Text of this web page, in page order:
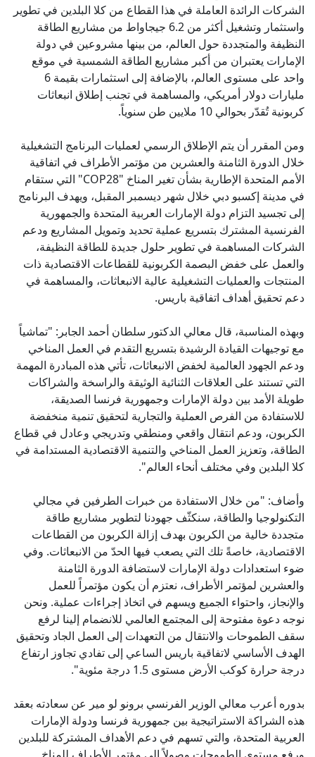
الشركات الرائدة العاملة في هذا القطاع من كلا البلدين في تطوير
واستثمار وتشغيل أكثر من 6.2 جيجاواط من مشاريع الطاقة
النظيفة والمتجددة حول العالم، من بينها مشروعين في دولة
الإمارات يعتبران من أكبر مشاريع الطاقة الشمسية في موقع
واحد على مستوى العالم، بالإضافة إلى استثمارات بقيمة 6
مليارات دولار أمريكي، والمساهمة في تجنب إطلاق انبعاثات
كربونية تُقدّر بحوالي 10 ملايين طن سنوياً.
ومن المقرر أن يتم الإطلاق الرسمي لعمليات البرنامج التشغيلية
خلال الدورة الثامنة والعشرين من مؤتمر الأطراف في اتفاقية
الأمم المتحدة الإطارية بشأن تغير المناخ "COP28" التي ستقام
في مدينة إكسبو دبي خلال شهر ديسمبر المقبل، ويهدف البرنامج
إلى تجسيد التزام دولة الإمارات العربية المتحدة والجمهورية
الفرنسية المشترك بتسريع عملية تحديد وتمويل المشاريع ودعم
الشركات المساهمة في تطوير حلول جديدة للطاقة النظيفة،
والعمل على خفض البصمة الكربونية للقطاعات الاقتصادية ذات
المنتجات والعمليات التشغيلية عالية الانبعاثات، والمساهمة في
دعم تحقيق أهداف اتفاقية باريس.
وبهذه المناسبة، قال معالي الدكتور سلطان أحمد الجابر: "تماشياً
مع توجيهات القيادة الرشيدة بتسريع التقدم في العمل المناخي
ودعم الجهود العالمية لخفض الانبعاثات، تأتي هذه المبادرة المهمة
التي تستند على العلاقات الثنائية الوثيقة والراسخة والشراكات
طويلة الأمد بين دولة الإمارات وجمهورية فرنسا الصديقة،
للاستفادة من الفرص العملية والتجارية لتحقيق تنمية منخفضة
الكربون، ودعم انتقال واقعي ومنطقي وتدريجي وعادل في قطاع
الطاقة، وتعزيز العمل المناخي والتنمية الاقتصادية المستدامة في
كلا البلدين وفي مختلف أنحاء العالم".
وأضاف: "من خلال الاستفادة من خبرات الطرفين في مجالي
التكنولوجيا والطاقة، سنكثّف جهودنا لتطوير مشاريع طاقة
متجددة خالية من الكربون بهدف إزالة الكربون من القطاعات
الاقتصادية، خاصةً تلك التي يصعب فيها الحدّ من الانبعاثات. وفي
ضوء استعدادات دولة الإمارات لاستضافة الدورة الثامنة
والعشرين لمؤتمر الأطراف، نعتزم أن يكون مؤتمراً للعمل
والإنجاز، واحتواء الجميع ويسهم في اتخاذ إجراءات عملية. ونحن
نوجه دعوة مفتوحة إلى المجتمع العالمي للانضمام إلينا لرفع
سقف الطموحات والانتقال من التعهدات إلى العمل الجاد وتحقيق
الهدف الأساسي لاتفاقية باريس الساعي إلى تفادي تجاوز ارتفاع
درجة حرارة كوكب الأرض مستوى 1.5 درجة مئوية".
بدوره أعرب معالي الوزير الفرنسي برونو لو مير عن سعادته بعقد
هذه الشراكة الاستراتيجية بين جمهورية فرنسا ودولة الإمارات
العربية المتحدة، والتي تسهم في دعم الأهداف المشتركة للبلدين